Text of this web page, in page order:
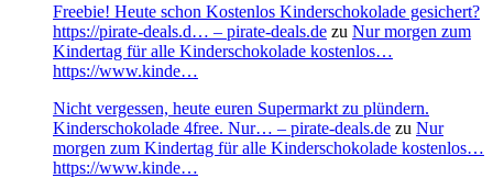
Freebie! Heute schon Kostenlos Kinderschokolade gesichert?
https://pirate-deals.d… – pirate-deals.de zu Nur morgen zum
Kindertag für alle Kinderschokolade kostenlos…
https://www.kinde…
Nicht vergessen, heute euren Supermarkt zu plündern.
Kinderschokolade 4free. Nur… – pirate-deals.de zu Nur
morgen zum Kindertag für alle Kinderschokolade kostenlos…
https://www.kinde…